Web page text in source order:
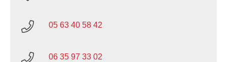
05 63 40 58 42
06 35 97 33 02